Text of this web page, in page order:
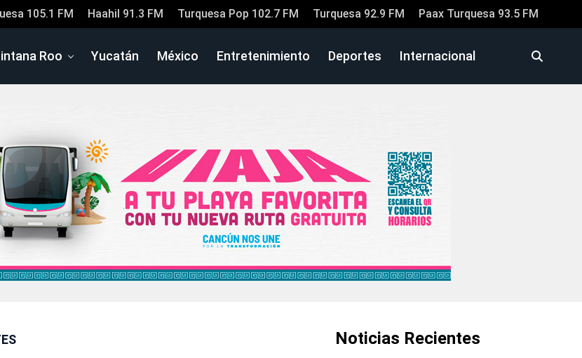
105.1 FM Haahil 91.3 FM Turquesa Pop 102.7 FM Turquesa 92.9 FM Paax Turquesa 93.5 FM
Roo Yucatán México Entretenimiento Deportes Internacional
Noticias Recientes